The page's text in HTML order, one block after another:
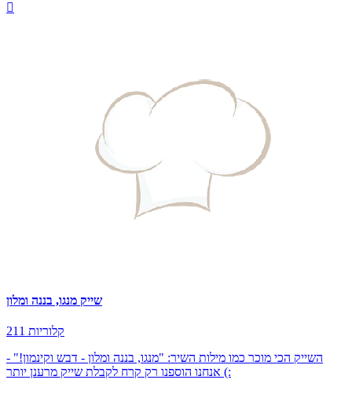

שייק מנגו, בננה ומלון
211 קלוריות
השייק הכי מוכר כמו מילות השיר: "מנגו, בננה ומלון - דבש וקינמון!" -
אנחנו הוספנו רק קרח לקבלת שייק מרענן יותר (: